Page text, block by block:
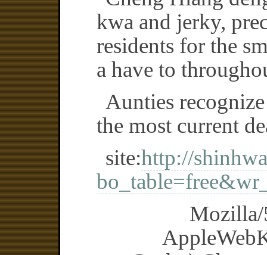
kwa and jerky,
residents for the
a have to
Aunties
the most current
site:http://